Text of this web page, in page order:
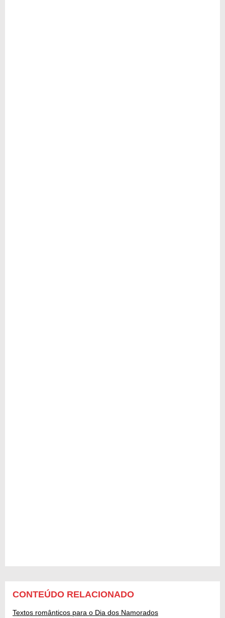
CONTEÚDO RELACIONADO
Textos românticos para o Dia dos Namorados